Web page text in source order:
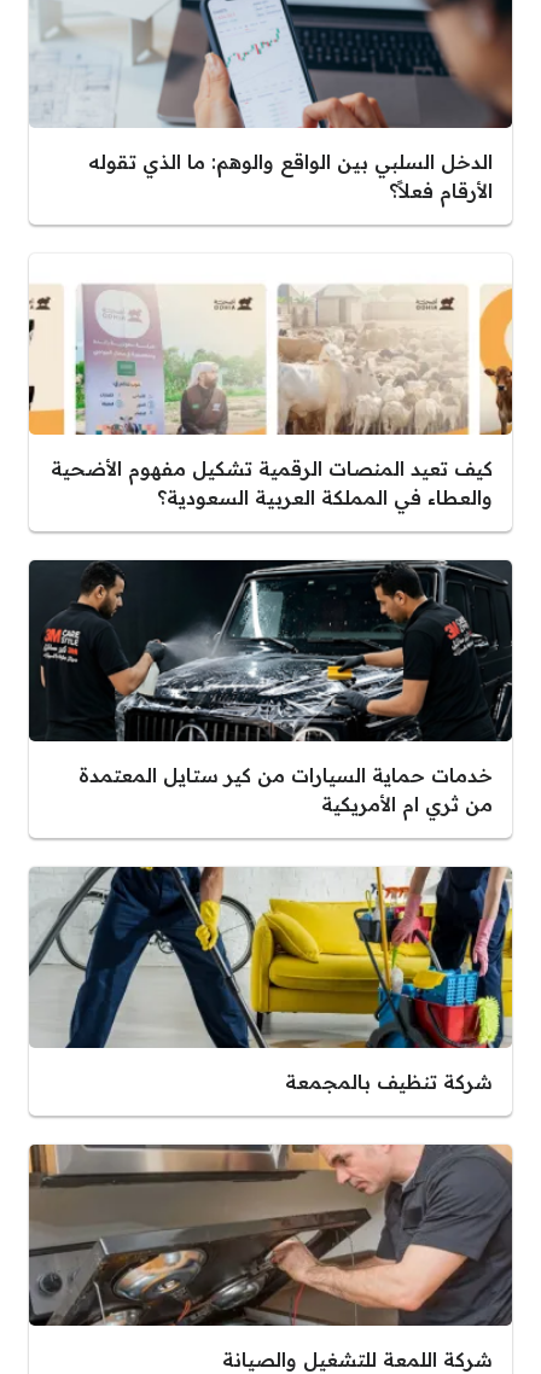
الدخل السلبي بين الواقع والوهم: ما الذي تقوله
الأرقام فعلاً؟
كيف تعيد المنصات الرقمية تشكيل مفهوم الأضحية
والعطاء في المملكة العربية السعودية؟
خدمات حماية السيارات من كير ستايل المعتمدة
من ثري ام الأمريكية
شركة تنظيف بالمجمعة
شركة اللمعة للتشغيل والصيانة